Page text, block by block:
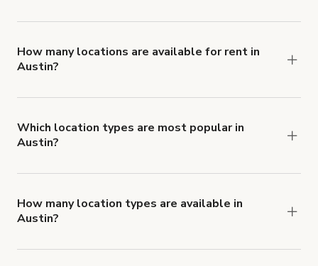
centro
,Casa en Hill Country ATX - Máximo 10 personas
How many locations are available for rent in
Austin?
Which location types are most popular in
Austin?
How many location types are available in
Austin?